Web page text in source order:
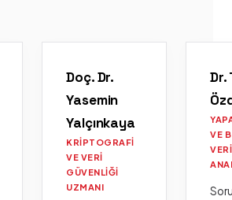
Doç. Dr.
Yasemin
Yalçınkaya
KRIPTOGRAFI
VE VERI
GÜVENLIĞI
UZMANI
Dr.
VE
VERI